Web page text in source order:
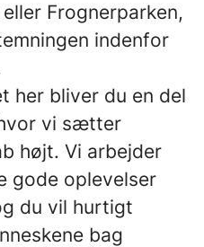
Frognerparken,
indenfor
her bliver du en del
vi sætter
højt. Vi arbejder
gode oplevelser
du vil hurtigt
bag